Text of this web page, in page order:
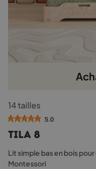
produit
a
variations.
Les
options
14 tailles
5.0
TILA 8
Lit simple bas en bois
Montessori